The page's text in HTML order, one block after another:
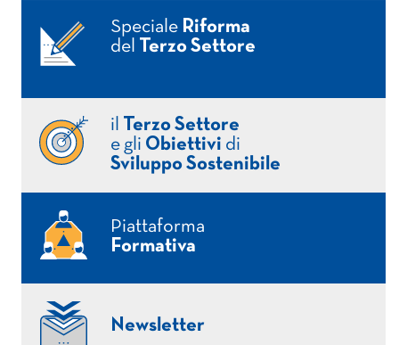
Speciale Riforma
del
Terzo Settore
il
Terzo Settore
e gli Obiettivi di
Sviluppo Sostenibile
Piattaforma
Formativa
Newsletter